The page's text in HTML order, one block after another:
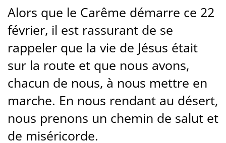
Alors que le Carême démarre ce 22
février, il est rassurant de se
rappeler que la vie de Jésus était
sur la route et que nous avons,
chacun de nous, à nous mettre en
marche. En nous rendant au désert,
nous prenons un chemin de salut et
de miséricorde.